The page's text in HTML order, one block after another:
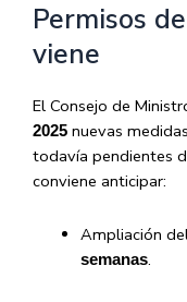
Permisos
viene
El Consejo de
2025 nuevas
todavía pendientes
conviene anticipar:
Ampliación
semanas.